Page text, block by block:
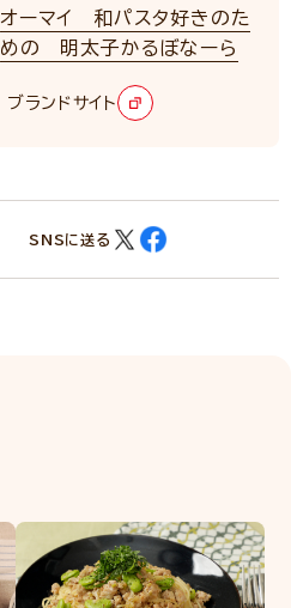
オーマイ 和パスタ好きのた
めの 明太子かるぼなーら
ブランドサイト
SNSに送る